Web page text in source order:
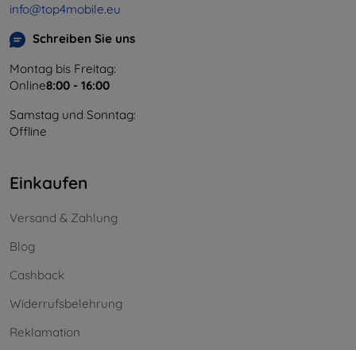
info@top4mobile.eu
Schreiben Sie uns
Montag bis Freitag:
Online8:00 - 16:00
Samstag und Sonntag:
Offline
Einkaufen
Versand & Zahlung
Blog
Cashback
Widerrufsbelehrung
Reklamation